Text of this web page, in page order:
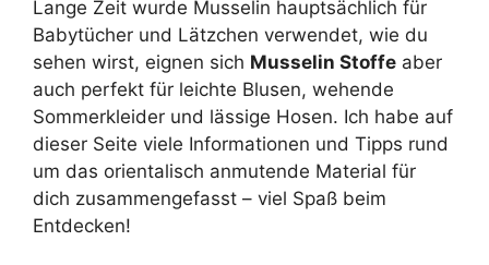
Lange Zeit wurde Musselin hauptsächlich für
Babytücher und Lätzchen verwendet, wie du
sehen wirst, eignen sich Musselin Stoffe aber
auch perfekt für leichte Blusen, wehende
Sommerkleider und lässige Hosen. Ich habe auf
dieser Seite viele Informationen und Tipps rund
um das orientalisch anmutende Material für
dich zusammengefasst – viel Spaß beim
Entdecken!